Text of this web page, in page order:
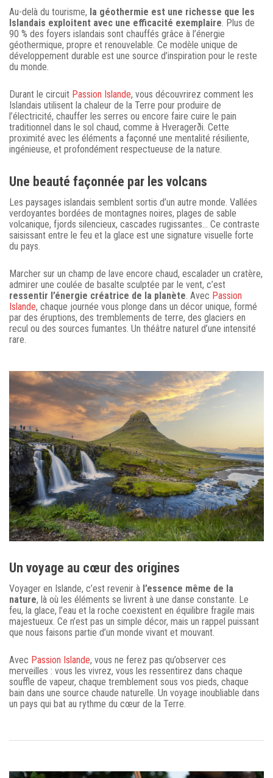
Au-delà du tourisme, la géothermie est une richesse que les
Islandais exploitent avec une efficacité exemplaire. Plus de
90 % des foyers islandais sont chauffés grâce à l’énergie
géothermique, propre et renouvelable. Ce modèle unique de
développement durable est une source d’inspiration pour le reste
du monde.
Durant le circuit Passion Islande, vous découvrirez comment les
Islandais utilisent la chaleur de la Terre pour produire de
l’électricité, chauffer les serres ou encore faire cuire le pain
traditionnel dans le sol chaud, comme à Hveragerði. Cette
proximité avec les éléments a façonné une mentalité résiliente,
ingénieuse, et profondément respectueuse de la nature.
Une beauté façonnée par les volcans
Les paysages islandais semblent sortis d’un autre monde. Vallées
verdoyantes bordées de montagnes noires, plages de sable
volcanique, fjords silencieux, cascades rugissantes… Ce contraste
saisissant entre le feu et la glace est une signature visuelle forte
du pays.
Marcher sur un champ de lave encore chaud, escalader un cratère,
admirer une coulée de basalte sculptée par le vent, c’est
ressentir l’énergie créatrice de la planète. Avec Passion
Islande, chaque journée vous plonge dans un décor unique, formé
par des éruptions, des tremblements de terre, des glaciers en
recul ou des sources fumantes. Un théâtre naturel d’une intensité
rare.
Un voyage au cœur des origines
Voyager en Islande, c’est revenir à l’essence même de la
nature, là où les éléments se livrent à une danse constante. Le
feu, la glace, l’eau et la roche coexistent en équilibre fragile mais
majestueux. Ce n’est pas un simple décor, mais un rappel puissant
que nous faisons partie d’un monde vivant et mouvant.
Avec Passion Islande, vous ne ferez pas qu’observer ces
merveilles : vous les vivrez, vous les ressentirez dans chaque
souffle de vapeur, chaque tremblement sous vos pieds, chaque
bain dans une source chaude naturelle. Un voyage inoubliable dans
un pays qui bat au rythme du cœur de la Terre.